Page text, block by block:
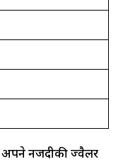
नजदीकी ज्वैलर